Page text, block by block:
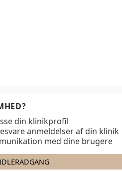
din klinikprofil
anmeldelser af din klinik
med dine brugere